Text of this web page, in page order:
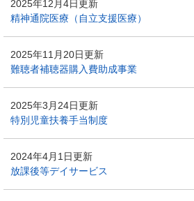
2025年12月4日更新
精神通院医療（自立支援医療）
2025年11月20日更新
難聴者補聴器購入費助成事業
2025年3月24日更新
特別児童扶養手当制度
2024年4月1日更新
放課後等デイサービス